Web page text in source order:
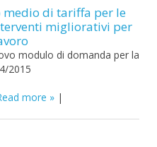
medio di tariffa per le
migliorativi per
modulo di domanda per la
2015
more |